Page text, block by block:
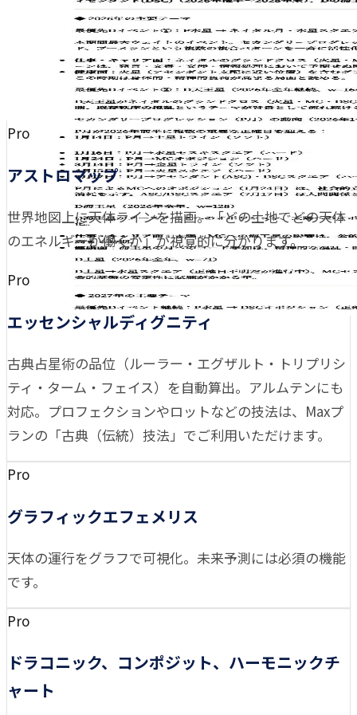
Pro
アストロマップ
世界地図上に天体ラインを描画。「どの土地でどの天体
のエネルギーが働くか」が視覚的に分かります。
Pro
エッセンシャルディグニティ
古典占星術の品位（ルーラー・エグザルト・トリプリシ
ティ・ターム・フェイス）を自動算出。アルムテンにも
対応。プロフェクションやロットなどの技法は、Maxプ
ランの「古典（伝統）技法」でご利用いただけます。
Pro
グラフィックエフェメリス
天体の運行をグラフで可視化。未来予測には必須の機能
です。
Pro
ドラコニック、コンポジット、ハーモニックチ
ャート